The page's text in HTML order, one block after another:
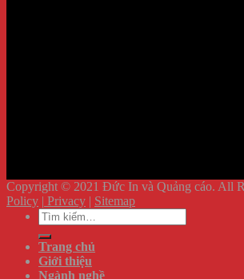
Copyright © 2021 Đức In và Quảng cáo. All
Policy | Privacy | Sitemap
Tìm
kiếm:
Trang chủ
Giới thiệu
Ngành nghề